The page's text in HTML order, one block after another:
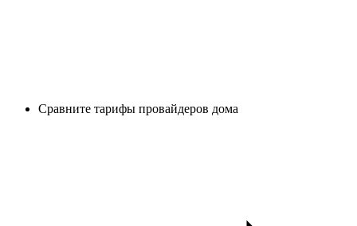
Сравните тарифы провайдеров дома